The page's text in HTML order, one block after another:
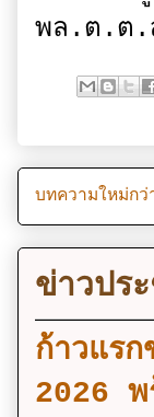
พล.ต.ต.
บทความใหม่กว่
ข่าวปร
ก้าวแร
2026